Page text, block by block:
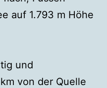
auf 1.793 m Höhe
und
von der Quelle